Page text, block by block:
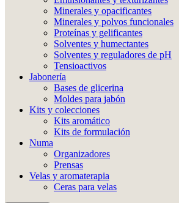
Minerales y opacificantes
Minerales y polvos funcionales
Proteínas y gelificantes
Solventes y humectantes
Solventes y reguladores de pH
Tensioactivos
Jabonería
Bases de glicerina
Moldes para jabón
Kits y colecciones
Kits aromático
Kits de formulación
Numa
Organizadores
Prensas
Velas y aromaterapia
Ceras para velas